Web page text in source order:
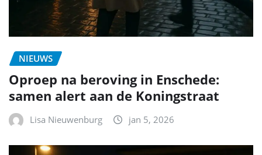
NIEUWS
Oproep na beroving in Enschede:
samen alert aan de Koningstraat
Lisa Nieuwenburg jan 5, 2026